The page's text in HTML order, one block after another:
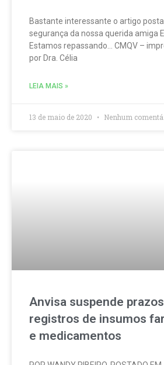
Bastante interessante o artigo
segurança da nossa querida amiga
Estamos repassando… CMQV –
por Dra. Célia
LEIA MAIS »
13 de maio de 2020 Nenhum
Anvisa suspende
registros de insumos
e medicamentos